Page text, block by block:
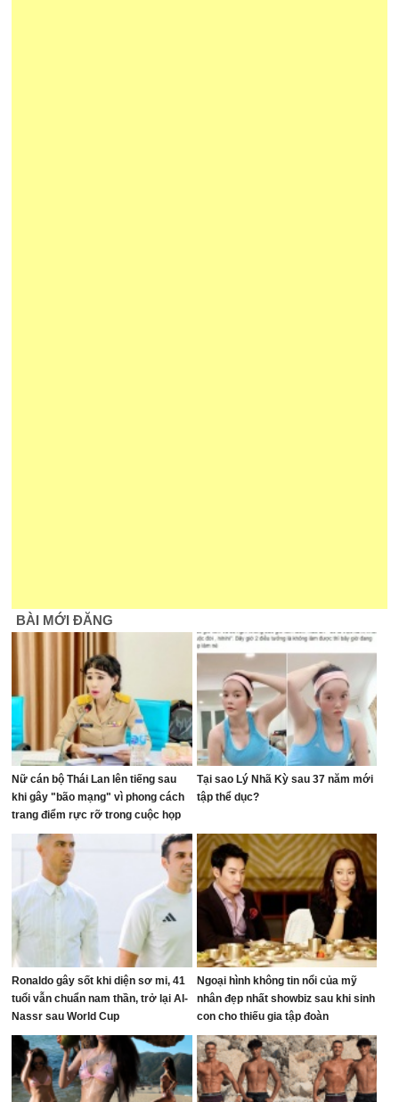
BÀI MỚI ĐĂNG
Nữ cán bộ Thái Lan lên tiếng sau
khi gây "bão mạng" vì phong cách
trang điểm rực rỡ trong cuộc họp
ngân sách
Tại sao Lý Nhã Kỳ sau 37 năm mới
tập thể dục?
Ronaldo gây sốt khi diện sơ mi, 41
tuổi vẫn chuẩn nam thần, trở lại Al-
Nassr sau World Cup
Ngoại hình không tin nổi của mỹ
nhân đẹp nhất showbiz sau khi sinh
con cho thiếu gia tập đoàn